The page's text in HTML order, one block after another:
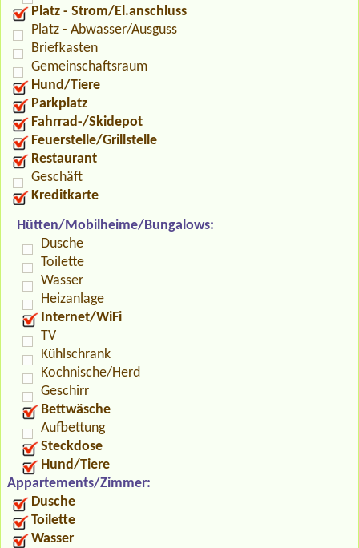
Platz - Strom/El.anschluss
Platz - Abwasser/Ausguss
Briefkasten
Gemeinschaftsraum
Hund/Tiere
Parkplatz
Fahrrad-/Skidepot
Feuerstelle/Grillstelle
Restaurant
Geschäft
Kreditkarte
Hütten/Mobilheime/Bungalows:
Dusche
Toilette
Wasser
Heizanlage
Internet/WiFi
TV
Kühlschrank
Kochnische/Herd
Geschirr
Bettwäsche
Aufbettung
Steckdose
Hund/Tiere
Appartements/Zimmer:
Dusche
Toilette
Wasser